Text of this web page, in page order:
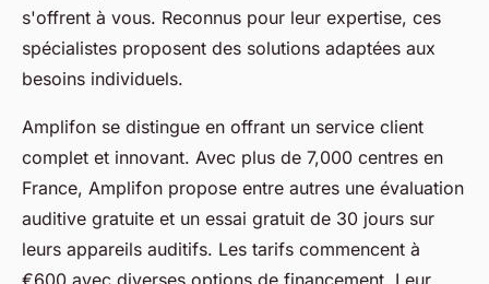
s'offrent à vous. Reconnus pour leur expertise, ces
spécialistes proposent des solutions adaptées aux
besoins individuels.
Amplifon se distingue en offrant un service client
complet et innovant. Avec plus de 7,000 centres en
France, Amplifon propose entre autres une évaluation
auditive gratuite et un essai gratuit de 30 jours sur
leurs appareils auditifs. Les tarifs commencent à